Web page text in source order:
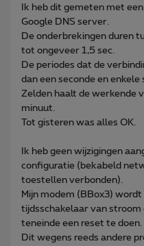
Ik heb dit gemeten met
Google DNS server.
De onderbrekingen duren
tot ongeveer 1,5 sec.
De periodes dat de
dan een seconde en enkele
Zelden haalt de werkende
minuut.
Tot gisteren was alles OK.
Ik heb geen wijzigingen
configuratie (bekabeld
toestellen verbonden).
Mijn modem (BBox3)
tijdsschakelaar van stroom
teneinde een reset te doen.
Dit wegens reeds andere